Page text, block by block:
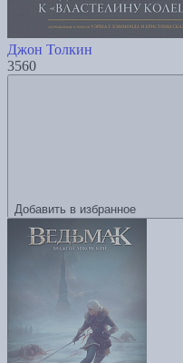
Джон Толкин
3560
Добавить в избранное